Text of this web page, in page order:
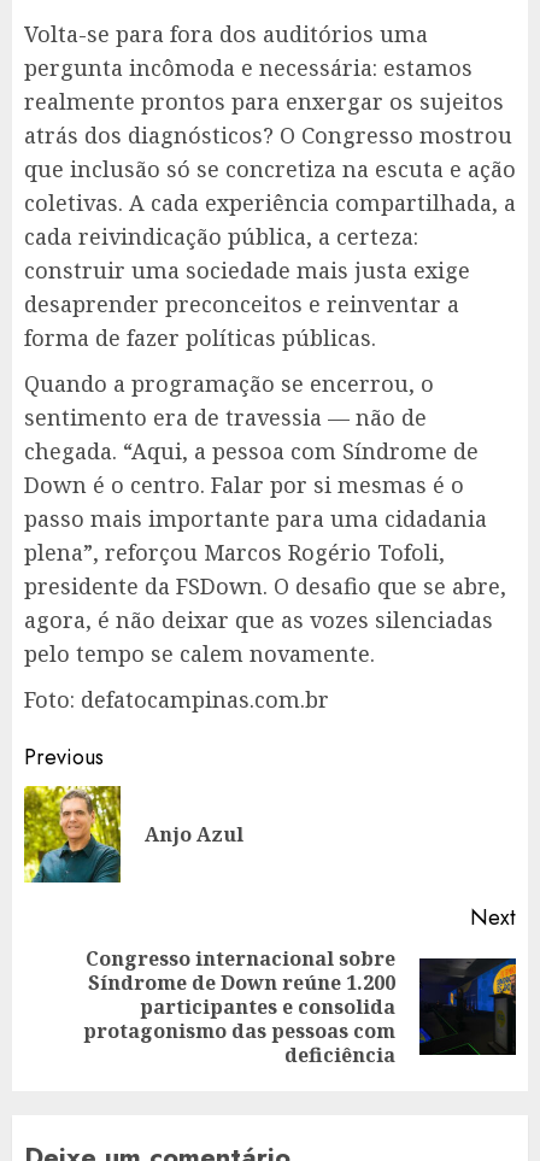
Volta-se para fora dos auditórios uma
pergunta incômoda e necessária: estamos
realmente prontos para enxergar os sujeitos
atrás dos diagnósticos? O Congresso mostrou
que inclusão só se concretiza na escuta e ação
coletivas. A cada experiência compartilhada, a
cada reivindicação pública, a certeza:
construir uma sociedade mais justa exige
desaprender preconceitos e reinventar a
forma de fazer políticas públicas.
Quando a programação se encerrou, o
sentimento era de travessia — não de
chegada. “Aqui, a pessoa com Síndrome de
Down é o centro. Falar por si mesmas é o
passo mais importante para uma cidadania
plena”, reforçou Marcos Rogério Tofoli,
presidente da FSDown. O desafio que se abre,
agora, é não deixar que as vozes silenciadas
pelo tempo se calem novamente.
Foto: defatocampinas.com.br
Post
navigation
Previous
Anjo Azul
Next
Congresso internacional sobre
Síndrome de Down reúne 1.200
participantes e consolida
protagonismo das pessoas com
deficiência